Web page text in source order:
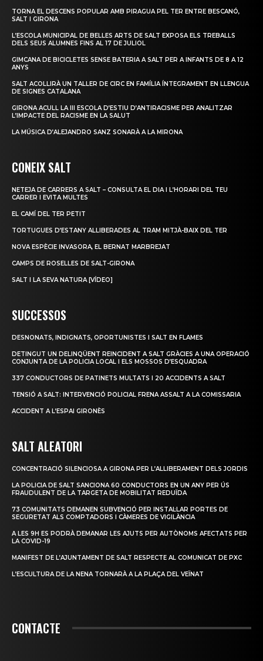
TORNA EL DESCENS POPULAR AMB PIRAGUA PEL TER ENTRE BESCANÓ,
SALT I GIRONA
L’ESCOLA MUNICIPAL DE BELLES ARTS DE SALT EXPOSA ELS TREBALLS
DELS SEUS ALUMNES FINS AL 17 DE JULIOL
GIMCANA DE BICICLETES SENSE BATERIA A SALT PER A INFANTS DE 8 A 12
ANYS
SALT ACOLLIRÀ UN TALLER DE CIRC EN FAMÍLIA ÍNTEGRAMENT EN LLENGUA
DE SIGNES CATALANA
GIRONA ACULL LA III ESCOLA D’ESTIU D’ANTIRACISME PER ANALITZAR
L’IMPACTE DEL RACISME EN LA SALUT
LA MÚSICA D’ALEJANDRO SANZ SONARÀ A LA MIRONA
CONEIX SALT
NETEJA DE CARRERS A SALT – CONSULTA EL DIA I L’HORARI DEL TEU
CARRER I EVITA MULTES
EL CAMÍ DEL TER PETIT
TORTUGUES D’ESTANY ALLIBERADES AL TRAM MITJÀ-BAIX DEL TER
NOVA ESPÈCIE INVASORA, EL BERNAT MARBREJAT
CAMPS DE ROSELLES DE SALT-GIRONA
SALT I LA SEVA NATURA [VÍDEO]
SUCCESSOS
DESNONATS, INDIGNATS, OPORTUNISTES I SALT EN FLAMES
DETINGUT UN DELINQÜENT REINCIDENT A SALT GRÀCIES A UNA OPERACIÓ
CONJUNTA DE LA POLICIA LOCAL I ELS MOSSOS D’ESQUADRA
337 CONDUCTORS DE PATINETS MULTATS I 20 ACCIDENTS A SALT
TENSIÓ A SALT: INTERVENCIÓ POLICIAL FRENA ASSALT A LA COMISSARIA
ACCIDENT A L’ESPAI GIRONÈS
SALT ALEATORI
CONCENTRACIÓ SILENCIOSA A GIRONA PER L’ALLIBERAMENT DELS JORDIS
LA POLICIA DE SALT SANCIONA 60 CONDUCTORS EN UN ANY PER ÚS
FRAUDULENT DE LA TARGETA DE MOBILITAT REDUÏDA
73 COMUNITATS DEMANEN SUBVENCIÓ PER INSTAL·LAR PORTES DE
SEGURETAT ALS COMPTADORS I CÀMERES DE VIGILÀNCIA
A LES 9H ES PODRÀ DEMANAR LES AJUTS PER AUTÒNOMS AFECTATS PER
LA COVID-19
MANIFEST DE L’AJUNTAMENT DE SALT RESPECTE AL COMUNICAT DE PXC
L’ESCULTURA DE LA NENA TORNARÀ A LA PLAÇA DEL VEÏNAT
CONTACTE